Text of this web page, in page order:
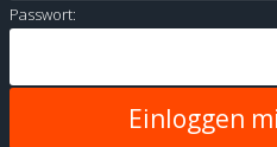
Passwort: